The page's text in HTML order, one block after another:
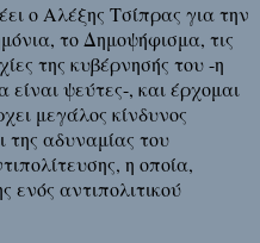
ο Αλέξης Τσίπρας για την
το Δημοψήφισμα, τις
της κυβέρνησής του -η
είναι ψεύτες-, και έρχομαι
μεγάλος κίνδυνος
της αδυναμίας του
η οποία,
ενός αντιπολιτικού